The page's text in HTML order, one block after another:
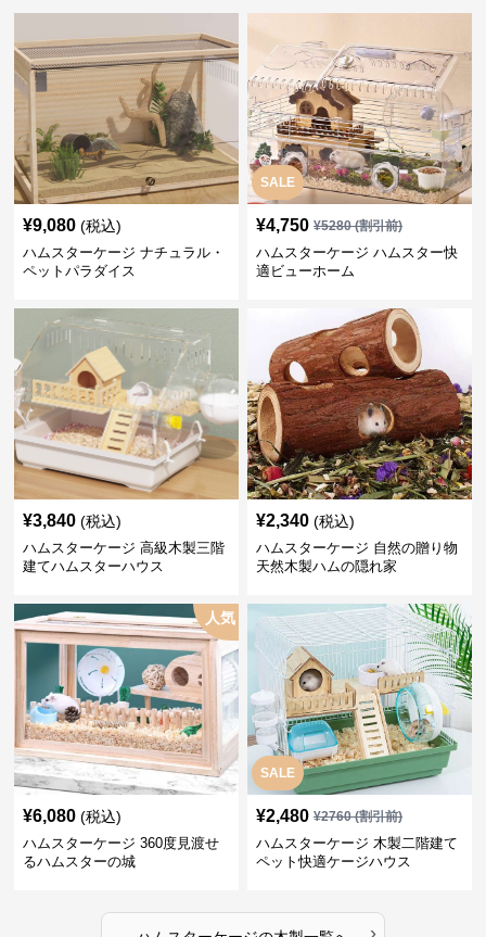
¥9,080 (税込)
ハムスターケージ ナチュラル・
ペットパラダイス
SALE
¥4,750 ¥5280(割引前)
ハムスターケージ ハムスター快
適ビューホーム
¥3,840 (税込)
ハムスターケージ 高級木製三階
建てハムスターハウス
¥2,340 (税込)
ハムスターケージ 自然の贈り物
天然木製ハムの隠れ家
人気
¥6,080 (税込)
ハムスターケージ 360度見渡せ
るハムスターの城
SALE
¥2,480 ¥2760(割引前)
ハムスターケージ 木製二階建て
ペット快適ケージハウス
›